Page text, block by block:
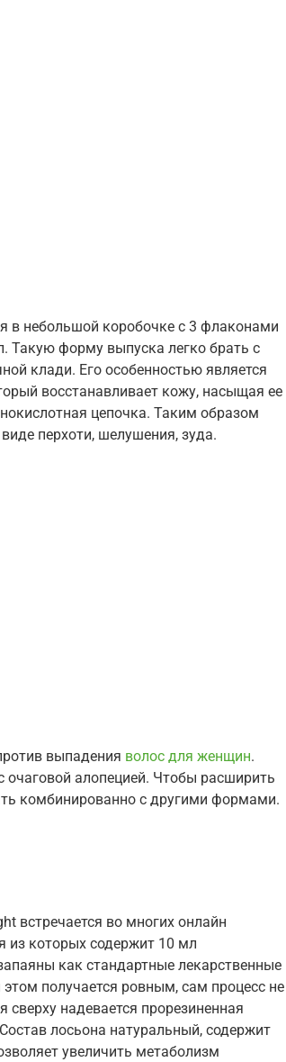
в небольшой коробочке с 3 флаконами
Такую форму выпуска легко брать с
клади. Его особенностью является
восстанавливает кожу, насыщая ее
цепочка. Таким образом
перхоти, шелушения, зуда.
выпадения волос для женщин.
очаговой алопецией. Чтобы расширить
комбинированно с другими формами.
встречается во многих онлайн
из которых содержит 10 мл
как стандартные лекарственные
получается ровным, сам процесс не
надевается прорезиненная
лосьона натуральный, содержит
увеличить метаболизм